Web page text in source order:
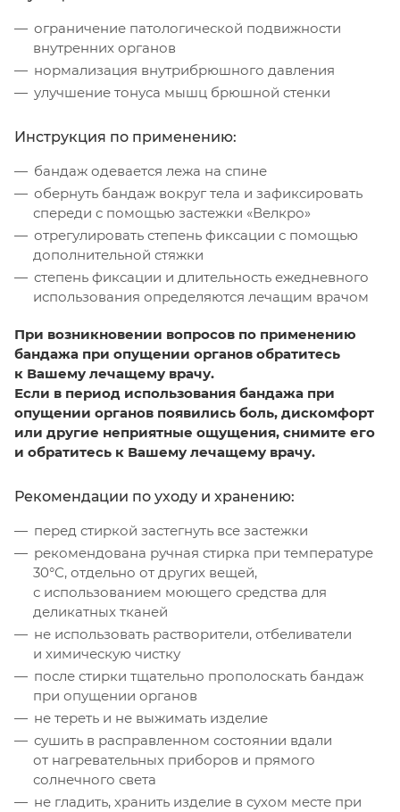
ограничение патологической подвижности
внутренних органов
нормализация внутрибрюшного давления
улучшение тонуса мышц брюшной стенки
Инструкция по применению:
бандаж одевается лежа на спине
обернуть бандаж вокруг тела и зафиксировать
спереди с помощью застежки «Велкро»
отрегулировать степень фиксации с помощью
дополнительной стяжки
степень фиксации и длительность ежедневного
использования определяются лечащим врачом
При возникновении вопросов по применению
бандажа при опущении органов обратитесь
к Вашему лечащему врачу.
Если в период использования бандажа при
опущении органов появились боль, дискомфорт
или другие неприятные ощущения, снимите его
и обратитесь к Вашему лечащему врачу.
Рекомендации по уходу и хранению:
перед стиркой застегнуть все застежки
рекомендована ручная стирка при температуре
30°С, отдельно от других вещей,
с использованием моющего средства для
деликатных тканей
не использовать растворители, отбеливатели
и химическую чистку
после стирки тщательно прополоскать бандаж
при опущении органов
не тереть и не выжимать изделие
сушить в расправленном состоянии вдали
от нагревательных приборов и прямого
солнечного света
не гладить, хранить изделие в сухом месте при